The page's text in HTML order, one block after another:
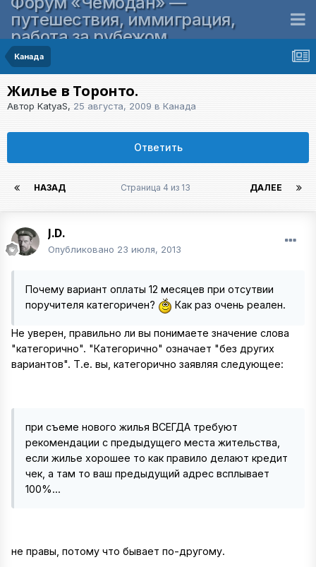
путешествия, иммиграция,
работа за рубежом
Канада
Жилье в Торонто.
Автор KatyaS, 25 августа, 2009 в Канада
Ответить
НАЗАД ДАЛЕЕ
Страница 4 из 13
J.D.
Опубликовано 23 июля, 2013
Почему вариант оплаты 12 месяцев при отсутвии
поручителя категоричен?
Как раз очень реален.
Не уверен, правильно ли вы понимаете значение слова
"категорично". "Категорично" означает "без других
вариантов". Т.е. вы, категорично заявляя следующее:
при съеме нового жилья ВСЕГДА требуют
рекомендации с предыдущего места жительства,
если жилье хорошее то как правило делают кредит
чек, а там то ваш предыдущий адрес всплывает
100%...
не правы, потому что бывает по-другому.